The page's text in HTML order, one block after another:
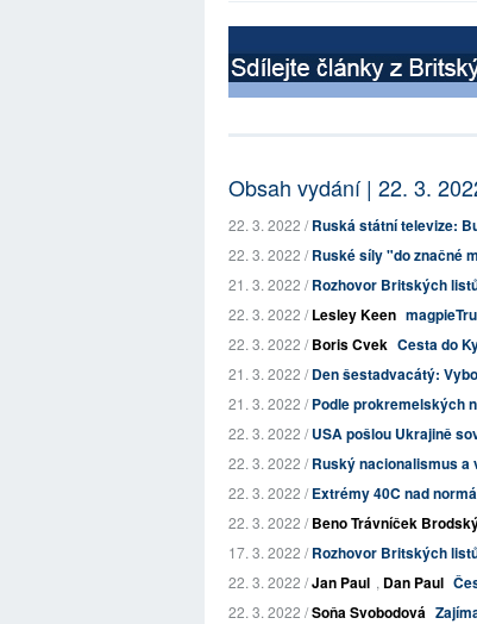
Obsah vydání | 22. 3.
22. 3. 2022 /Ruská státní televize:
22. 3. 2022 /Ruské síly "do značné
21. 3. 2022 /Rozhovor Britských
22. 3. 2022 /Lesley Keen
22. 3. 2022 /Boris Cvek Cesta do
21. 3. 2022 /Den šestadvacátý:
21. 3. 2022 /Podle prokremelských
22. 3. 2022 /USA pošlou Ukrajině
22. 3. 2022 /Ruský nacionalismus a
22. 3. 2022 /Extrémy 40C nad
22. 3. 2022 /Beno Trávníček
17. 3. 2022 /Rozhovor Britských
22. 3. 2022 /Jan Paul , Dan Paul
22. 3. 2022 /Soňa Svobodová